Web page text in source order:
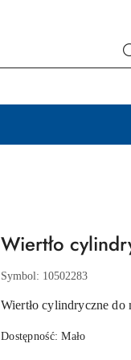
Wiertło
Symbol: 10502283
Wiertło cylindryczne do
Dostępność:Mało